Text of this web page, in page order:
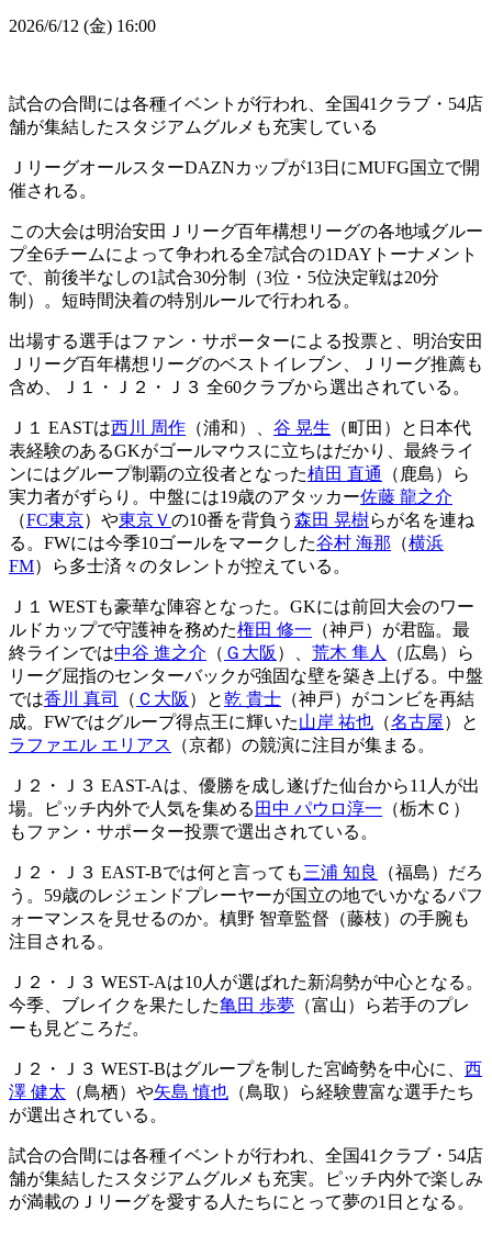
2026/6/12 (金) 16:00
試合の合間には各種イベントが行われ、全国41クラブ・54店
舗が集結したスタジアムグルメも充実している
ＪリーグオールスターDAZNカップが13日にMUFG国立で開
催される。
この大会は明治安田Ｊリーグ百年構想リーグの各地域グルー
プ全6チームによって争われる全7試合の1DAYトーナメント
で、前後半なしの1試合30分制（3位・5位決定戦は20分
制）。短時間決着の特別ルールで行われる。
出場する選手はファン・サポーターによる投票と、明治安田
Ｊリーグ百年構想リーグのベストイレブン、Ｊリーグ推薦も
含め、Ｊ１・Ｊ２・Ｊ３ 全60クラブから選出されている。
Ｊ１ EASTは西川 周作 （浦和）、 谷 晃生 （町田）と日本代
表経験のあるGKがゴールマウスに立ちはだかり、最終ライ
ンにはグループ制覇の立役者となった植田 直通
（鹿島）ら
実力者がずらり。中盤には19歳のアタッカー佐藤 龍之介
（FC東京）や東京Ｖの10番を背負う 森田 晃樹らが名を連ね
る。FWには今季10ゴールをマークした谷村 海那 （横浜
FM）ら多士済々のタレントが控えている。
Ｊ１ WESTも豪華な陣容となった。GKには前回大会のワー
ルドカップで守護神を務めた権田 修一 （神戸）が君臨。最
終ラインでは中谷 進之介 （ Ｇ大阪 ）、 荒木 隼人
（広島）ら
リーグ屈指のセンターバックが強固な壁を築き上げる。中盤
では香川 真司 （ Ｃ大阪 ）と乾 貴士 （神戸）がコンビを再結
成。FWではグループ得点王に輝いた山岸 祐也 （名古屋）と
ラファエル エリアス
（京都）の競演に注目が集まる。
Ｊ２・Ｊ３ EAST-Aは、優勝を成し遂げた仙台から11人が出
場。ピッチ内外で人気を集める 田中 パウロ淳一 （栃木Ｃ）
もファン・サポーター投票で選出されている。
Ｊ２・Ｊ３ EAST-Bでは何と言っても三浦 知良
（福島）だろ
う。59歳のレジェンドプレーヤーが国立の地でいかなるパフ
ォーマンスを見せるのか。槙野 智章監督（藤枝）の手腕も
注目される。
Ｊ２・Ｊ３ WEST-Aは10人が選ばれた新潟勢が中心となる。
今季、ブレイクを果たした亀田 歩夢 （富山）ら若手のプレ
ーも見どころだ。
Ｊ２・Ｊ３ WEST-Bはグループを制した宮崎勢を中心に、 西
澤 健太 （鳥栖）や矢島 慎也 （鳥取）ら経験豊富な選手たち
が選出されている。
試合の合間には各種イベントが行われ、全国41クラブ・54店
舗が集結したスタジアムグルメも充実。ピッチ内外で楽しみ
が満載のＪリーグを愛する人たちにとって夢の1日となる。